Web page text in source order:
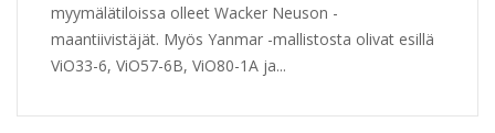
myymälätiloissa olleet Wacker Neuson -
maantiivistäjät. Myös Yanmar -mallistosta olivat esillä
ViO33-6, ViO57-6B, ViO80-1A ja...